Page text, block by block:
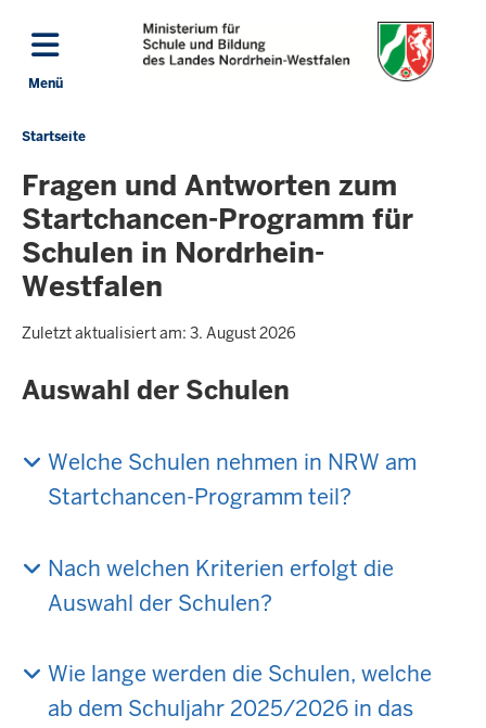
Direkt zum Inhalt
Menü
Sie
sich
hier
Startseite
Fragen und Antworten zum
Startchancen-Programm für
Schulen in Nordrhein-
Westfalen
Zuletzt aktualisiert am: 3. August 2026
Auswahl der Schulen
Welche Schulen nehmen in NRW am
Startchancen-Programm teil?
Nach welchen Kriterien erfolgt die
Auswahl der Schulen?
Wie lange werden die Schulen, welche
ab dem Schuljahr 2025/2026 in das